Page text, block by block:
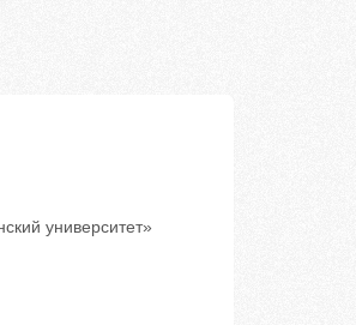
университет»